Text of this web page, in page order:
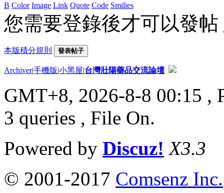
B Color Image Link Quote Code Smilies
您需要登錄後才可以發帖
本版積分規則 發表帖子
Archiver|手機版|小黑屋|台灣壯陽藥品交流論壇
GMT+8, 2026-8-8 00:15 ,
3 queries , File On.
Powered by Discuz! X3.3
© 2001-2017 Comsenz Inc.